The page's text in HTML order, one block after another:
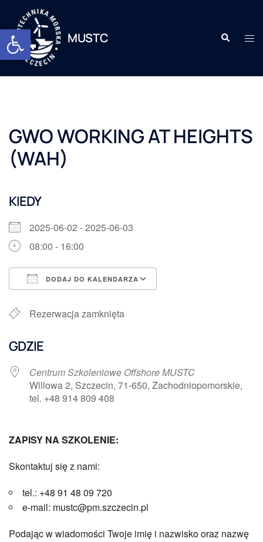
Otwórz pasek narzędzi
MUSTC
GWO WORKING AT HEIGHTS
(WAH)
KIEDY
2025-06-02 - 2025-06-03
08:00 - 16:00
DODAJ DO KALENDARZA
Rezerwacja zamknięta
GDZIE
Centrum Szkoleniowe Offshore MUSTC
Willowa 2, Szczecin, 71-650, Zachodniopomorskie,
tel. +48 914 809 408
ZAPISY NA SZKOLENIE:
Skontaktuj się z nami:
tel.: +48 91 48 09 720
e-mail: mustc@pm.szczecin.pl
Podając w wiadomości Twoje imię i nazwisko oraz nazwę